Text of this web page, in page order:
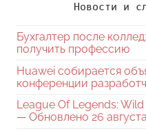
Новости и
Бухгалтер после
получить профессию
Huawei собирается
конференции
League Of Legends:
— Обновлено 26 августа